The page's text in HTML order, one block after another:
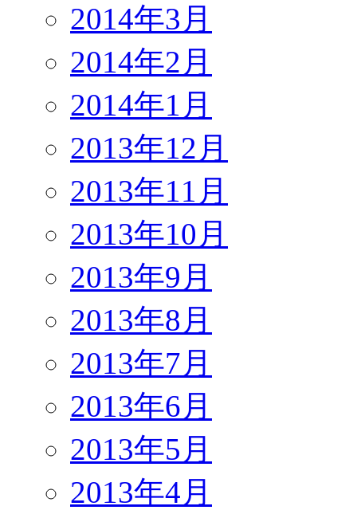
2014年3月
2014年2月
2014年1月
2013年12月
2013年11月
2013年10月
2013年9月
2013年8月
2013年7月
2013年6月
2013年5月
2013年4月